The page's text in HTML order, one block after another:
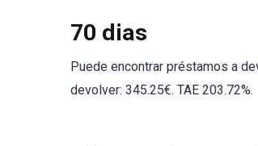
70 dias
Puede encontrar préstamos a
devolver: 345.25€. TAE 203.72%.